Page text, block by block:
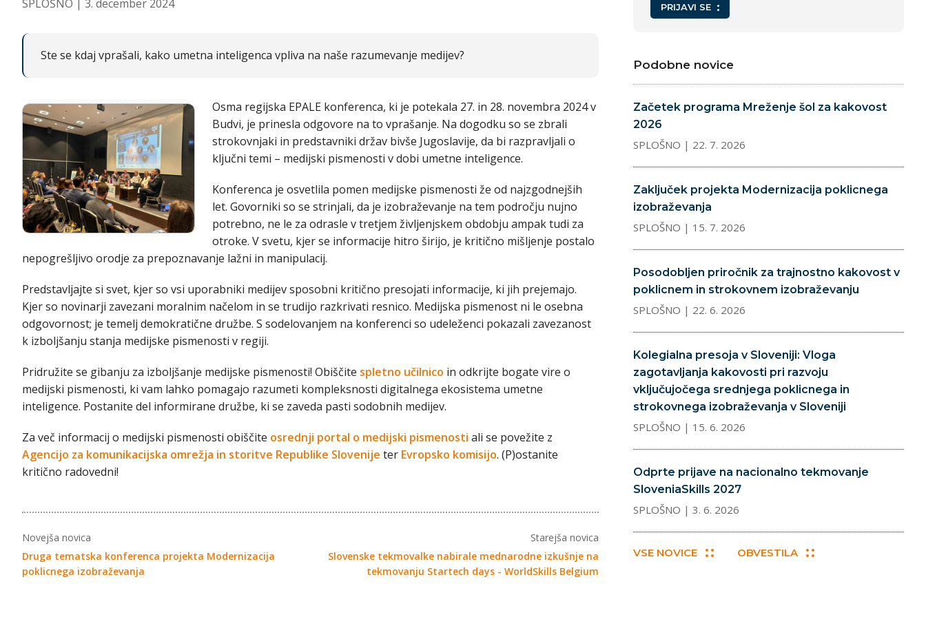
SPLOŠNO | 3. december 2024
Ste se kdaj vprašali, kako umetna inteligenca vpliva na naše razumevanje medijev?
Osma regijska EPALE konferenca, ki je potekala 27. in 28. novembra 2024 v
Budvi, je prinesla odgovore na to vprašanje. Na dogodku so se zbrali
strokovnjaki in predstavniki držav bivše Jugoslavije, da bi razpravljali o
ključni temi – medijski pismenosti v dobi umetne inteligence.
Konferenca je osvetlila pomen medijske pismenosti že od najzgodnejših
let. Govorniki so se strinjali, da je izobraževanje na tem področju nujno
potrebno, ne le za odrasle v tretjem življenjskem obdobju ampak tudi za
otroke. V svetu, kjer se informacije hitro širijo, je kritično mišljenje postalo
nepogrešljivo orodje za prepoznavanje lažni in manipulacij.
Predstavljajte si svet, kjer so vsi uporabniki medijev sposobni kritično presojati informacije, ki jih prejemajo.
Kjer so novinarji zavezani moralnim načelom in se trudijo razkrivati resnico. Medijska pismenost ni le osebna
odgovornost; je temelj demokratične družbe. S sodelovanjem na konferenci so udeleženci pokazali zavezanost
k izboljšanju stanja medijske pismenosti v regiji.
Pridružite se gibanju za izboljšanje medijske pismenosti! Obiščite spletno učilnico in odkrijte bogate vire o
medijski pismenosti, ki vam lahko pomagajo razumeti kompleksnosti digitalnega ekosistema umetne
inteligence. Postanite del informirane družbe, ki se zaveda pasti sodobnih medijev.
Za več informacij o medijski pismenosti obiščite osrednji portal o medijski pismenosti ali se povežite z
Agencijo za komunikacijska omrežja in storitve Republike Slovenije ter Evropsko komisijo. (P)ostanite
kritično radovedni!
Novejša novica
Druga tematska konferenca projekta Modernizacija
poklicnega izobraževanja
Starejša novica
Slovenske tekmovalke nabirale mednarodne izkušnje na
tekmovanju Startech days - WorldSkills Belgium
PRIJAVI SE
Podobne novice
Začetek programa Mreženje šol za kakovost
2026
SPLOŠNO | 22. 7. 2026
Zaključek projekta Modernizacija poklicnega
izobraževanja
SPLOŠNO | 15. 7. 2026
Posodobljen priročnik za trajnostno kakovost v
poklicnem in strokovnem izobraževanju
SPLOŠNO | 22. 6. 2026
Kolegialna presoja v Sloveniji: Vloga
zagotavljanja kakovosti pri razvoju
vključujočega srednjega poklicnega in
strokovnega izobraževanja v Sloveniji
SPLOŠNO | 15. 6. 2026
Odprte prijave na nacionalno tekmovanje
SloveniaSkills 2027
SPLOŠNO | 3. 6. 2026
VSE NOVICE OBVESTILA